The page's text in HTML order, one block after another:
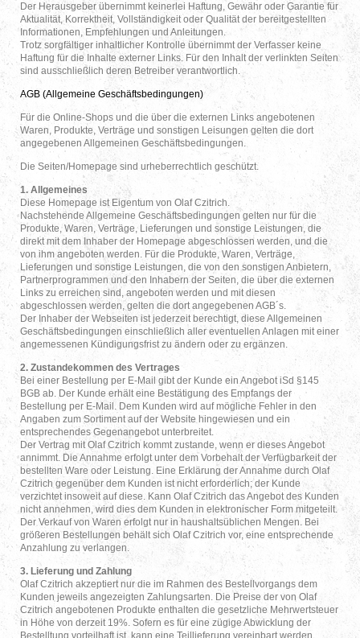
Der Herausgeber übernimmt keinerlei Haftung, Gewähr oder Garantie für
Aktualität, Korrektheit, Vollständigkeit oder Qualität der bereitgestellten
Informationen, Empfehlungen und Anleitungen.
Trotz sorgfältiger inhaltlicher Kontrolle übernimmt der Verfasser keine
Haftung für die Inhalte externer Links. Für den Inhalt der verlinkten Seiten
sind ausschließlich deren Betreiber verantwortlich.
AGB (Allgemeine Geschäftsbedingungen)
Für die Online-Shops und die über die externen Links angebotenen
Waren, Produkte, Verträge und sonstigen Leisungen gelten die dort
angegebenen Allgemeinen Geschäftsbedingungen.
Die Seiten/Homepage sind urheberrechtlich geschützt.
1. Allgemeines
Diese Homepage ist Eigentum von Olaf Czitrich.
Nachstehende Allgemeine Geschäftsbedingungen gelten nur für die
Produkte, Waren, Verträge, Lieferungen und sonstige Leistungen, die
direkt mit dem Inhaber der Homepage abgeschlossen werden, und die
von ihm angeboten werden. Für die Produkte, Waren, Verträge,
Lieferungen und sonstige Leistungen, die von den sonstigen Anbietern,
Partnerprogrammen und den Inhabern der Seiten, die über die externen
Links zu erreichen sind, angeboten werden und mit diesen
abgeschlossen werden, gelten die dort angegebenen AGB´s.
Der Inhaber der Webseiten ist jederzeit berechtigt, diese Allgemeinen
Geschäftsbedingungen einschließlich aller eventuellen Anlagen mit einer
angemessenen Kündigungsfrist zu ändern oder zu ergänzen.
2. Zustandekommen des Vertrages
Bei einer Bestellung per E-Mail gibt der Kunde ein Angebot iSd §145
BGB ab. Der Kunde erhält eine Bestätigung des Empfangs der
Bestellung per E-Mail. Dem Kunden wird auf mögliche Fehler in den
Angaben zum Sortiment auf der Website hingewiesen und ein
entsprechendes Gegenangebot unterbreitet.
Der Vertrag mit Olaf Czitrich kommt zustande, wenn er dieses Angebot
annimmt. Die Annahme erfolgt unter dem Vorbehalt der Verfügbarkeit der
bestellten Ware oder Leistung. Eine Erklärung der Annahme durch Olaf
Czitrich gegenüber dem Kunden ist nicht erforderlich; der Kunde
verzichtet insoweit auf diese. Kann Olaf Czitrich das Angebot des Kunden
nicht annehmen, wird dies dem Kunden in elektronischer Form mitgeteilt.
Der Verkauf von Waren erfolgt nur in haushaltsüblichen Mengen. Bei
größeren Bestellungen behält sich Olaf Czitrich vor, eine entsprechende
Anzahlung zu verlangen.
3. Lieferung und Zahlung
Olaf Czitrich akzeptiert nur die im Rahmen des Bestellvorgangs dem
Kunden jeweils angezeigten Zahlungsarten. Die Preise der von Olaf
Czitrich angebotenen Produkte enthalten die gesetzliche Mehrwertsteuer
in Höhe von derzeit 19%. Sofern es für eine zügige Abwicklung der